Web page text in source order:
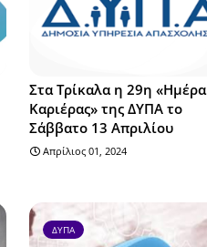
Στα Τρίκαλα η 29η «Ημέρα
Καριέρας» της ΔΥΠΑ το
Σάββατο 13 Απριλίου
Απρίλιος 01, 2024
ΔΥΠΑ